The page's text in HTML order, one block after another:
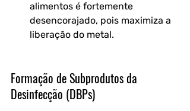
alimentos é fortemente
desencorajado, pois maximiza a
liberação do metal.
Formação de Subprodutos da
Desinfecção (DBPs)